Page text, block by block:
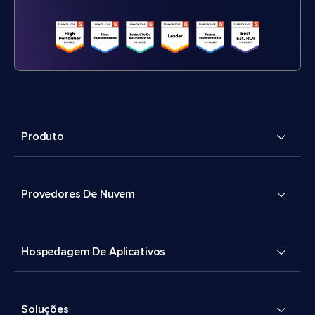
Produto
Provedores De Nuvem
Hospedagem De Aplicativos
Soluções